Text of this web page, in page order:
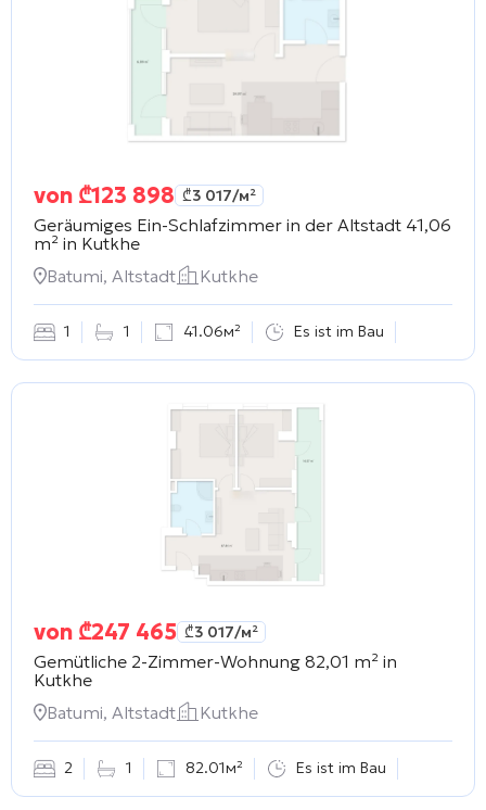
von ₾123 898 ₾3 017/м²
Geräumiges Ein-Schlafzimmer in der Altstadt 41,06
m² in Kutkhe
Batumi, Altstadt
Kutkhe
1 1 41.06м² Es ist im Bau
von ₾247 465 ₾3 017/м²
Gemütliche 2-Zimmer-Wohnung 82,01 m² in
Kutkhe
Batumi, Altstadt
Kutkhe
2 1 82.01м² Es ist im Bau